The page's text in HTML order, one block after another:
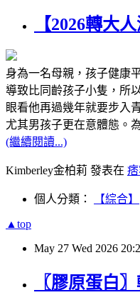
【2026轉大
身為一名母親，孩子健康
導致比同齡孩子小隻，所
眼看他再過幾年就要步入
尤其男孩子更在意體態。
(繼續閱讀...)
Kimberley金柏莉 發表在
個人分類： 【綜合】
▲top
May 27 Wed 2026
〖膠原蛋白